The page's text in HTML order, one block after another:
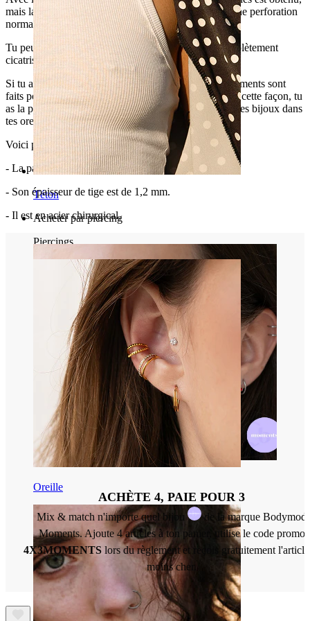
Téton
Acheter par piercing
Piercings
Oreille
mais la vérité est que pour porter ce bijou, il suffit d'une perforation
normale.
Tu peux porter ce taper dans n'importe quel trou complètement
cicatrisé.
Si tu as des doutes sur la question de savoir si les étirements sont
faits pour toi, tu peux d’abord tester un faux taper. De cette façon, tu
as la possibilité de montrer au monde comment tu as ces bijoux dans
tes oreilles de manière totalement sécurisée.
Voici plus d'informations sur ce bijou :
- La partie la plus épaisse du taper mesure 5 mm.
- Son épaisseur de tige est de 1,2 mm.
- Il est en acier chirurgical.
ACHÈTE 4, PAIE POUR 3
Mix & match n'importe quel bijou
de la marque Bodymod
Moments. Ajoute 4 articles à ton panier, utilise le code promo
4X3MOMENTS lors du règlement et reçois gratuitement
moins cher.